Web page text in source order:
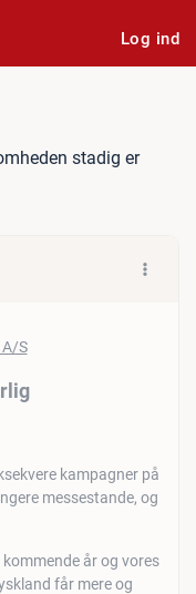
Log ind
stadig er
kampagner på
messestande, og
år og vores
får mere og